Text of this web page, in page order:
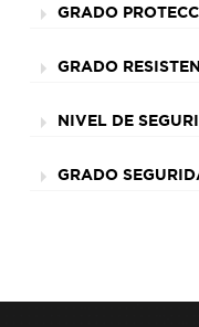
GRADO
GRADO
NIVEL DE
GRADO